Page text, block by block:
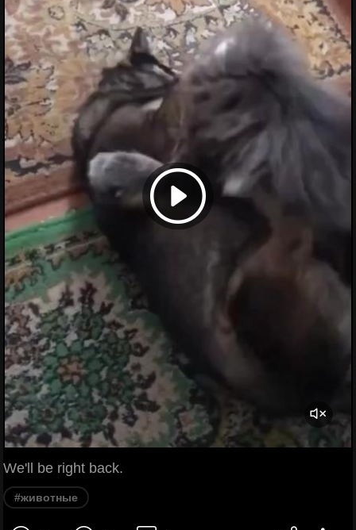
We'll be right back.
#животные